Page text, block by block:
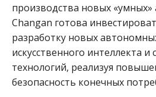
производства новых
Changan готова
разработку новых
искусственного интеллекта
технологий, реализуя
безопасность конечных